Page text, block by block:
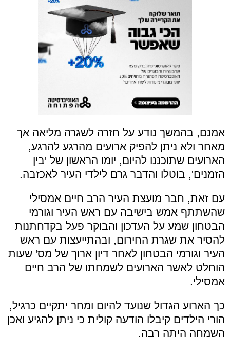
אמנם, בהמשך נודע על חזרה לשגרה מליאה אך
מאחר ולא ניתן להפיק ארועים מהרגע להרגע,
הארועים שתוכננו להיום, יומו הראשון של 'בין
הזמנים', בוטלו והדבר גרם לילדי העיר לאכזבה.
עם זאת, חבר מועצת העיר הרב חיים אמסילי
שהשתתף אמש בישיבה עם ראש העיר וגורמי
הבטחון שמע על העדכון והבוקר פעל בקדחתנות
להסיר את שגרת החירום, ובהתייעצות עם ראש
העיר וגורמי הבטחון לאחר דיון ארוך של מס' שעות
הוחלט לאשר הארועים לשמחתו של הרב חיים
אמסילי.
כך הארוע הגדול שנועד להיום ומחר יתקיים כרגיל,
הורי הילדים קיבלו הודעה קולית כי ניתן להגיע ואכן
השמחה היתה רבה.